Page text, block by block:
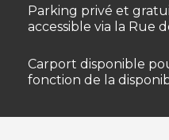
Parking privé et
accessible via la Rue
Carport disponible
fonction de la